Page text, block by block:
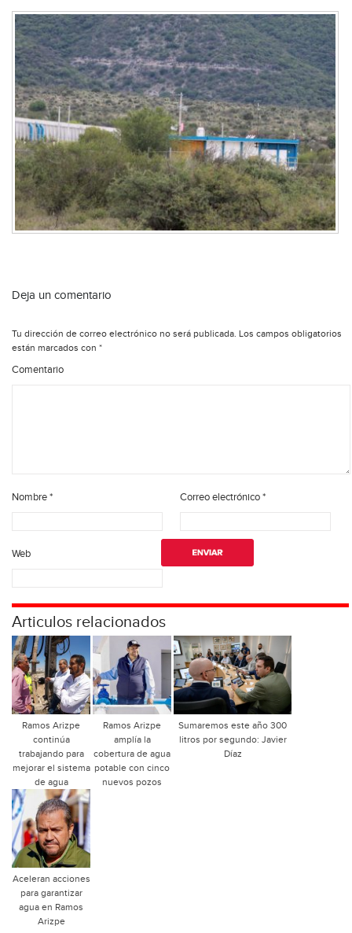
Deja un comentario
Tu dirección de correo electrónico no será publicada. Los campos obligatorios
están marcados con *
Comentario
Nombre* Correo electrónico*
Web
Articulos relacionados
Ramos Arizpe
continúa
trabajando para
mejorar el sistema
de agua
Ramos Arizpe
amplía la
cobertura de agua
potable con cinco
nuevos pozos
Sumaremos este año 300
litros por segundo: Javier
Díaz
Aceleran acciones
para garantizar
agua en Ramos
Arizpe